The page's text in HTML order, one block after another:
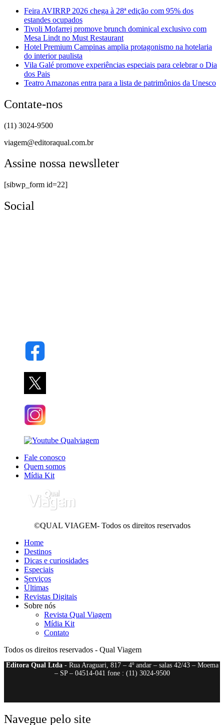
Feira AVIRRP 2026 chega à 28ª edição com 95% dos
estandes ocupados
Tivoli Mofarrej promove brunch dominical exclusivo com
Mesa Lindt no Must Restaurant
Hotel Premium Campinas amplia protagonismo na hotelaria
do interior paulista
Vila Galé promove experiências especiais para celebrar o Dia
dos Pais
Teatro Amazonas entra para a lista de patrimônios da Unesco
Contate-nos
(11) 3024-9500
viagem@editoraqual.com.br
Assine nossa newslleter
[sibwp_form id=22]
Social
Fale conosco
Quem somos
Mídia Kit
©QUAL VIAGEM- Todos os direitos reservados
Home
Destinos
Dicas e curiosidades
Especiais
Serviços
Últimas
Revistas Digitais
Sobre nós
Revista Qual Viagem
Mídia Kit
Contato
Todos os direitos reservados - Qual Viagem
Editora Qual Ltda- Rua Araguari, 817 – 4º andar – salas 42/43 – Moema
– SP – 04514-041 fone : (11) 3024-9500
Navegue pelo site